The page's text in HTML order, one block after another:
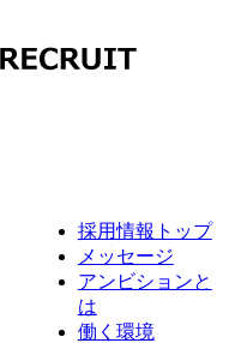
採用情報トップ
メッセージ
アンビションと
は
働く環境